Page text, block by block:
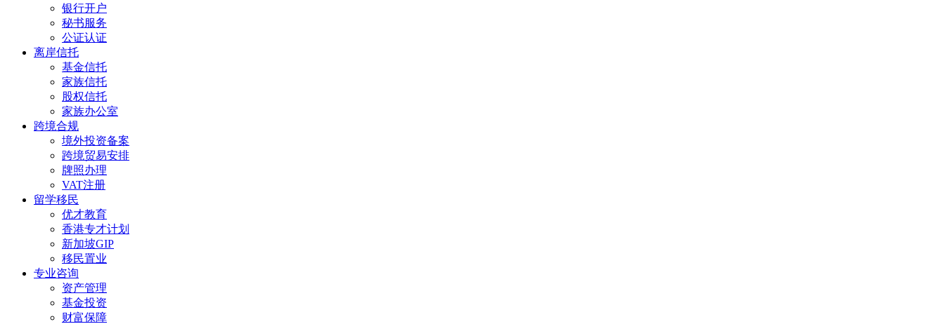
银行开户
秘书服务
公证认证
离岸信托
基金信托
家族信托
股权信托
家族办公室
跨境合规
境外投资备案
跨境贸易安排
牌照办理
VAT注册
留学移民
优才教育
香港专才计划
新加坡GIP
移民置业
专业咨询
资产管理
基金投资
财富保障